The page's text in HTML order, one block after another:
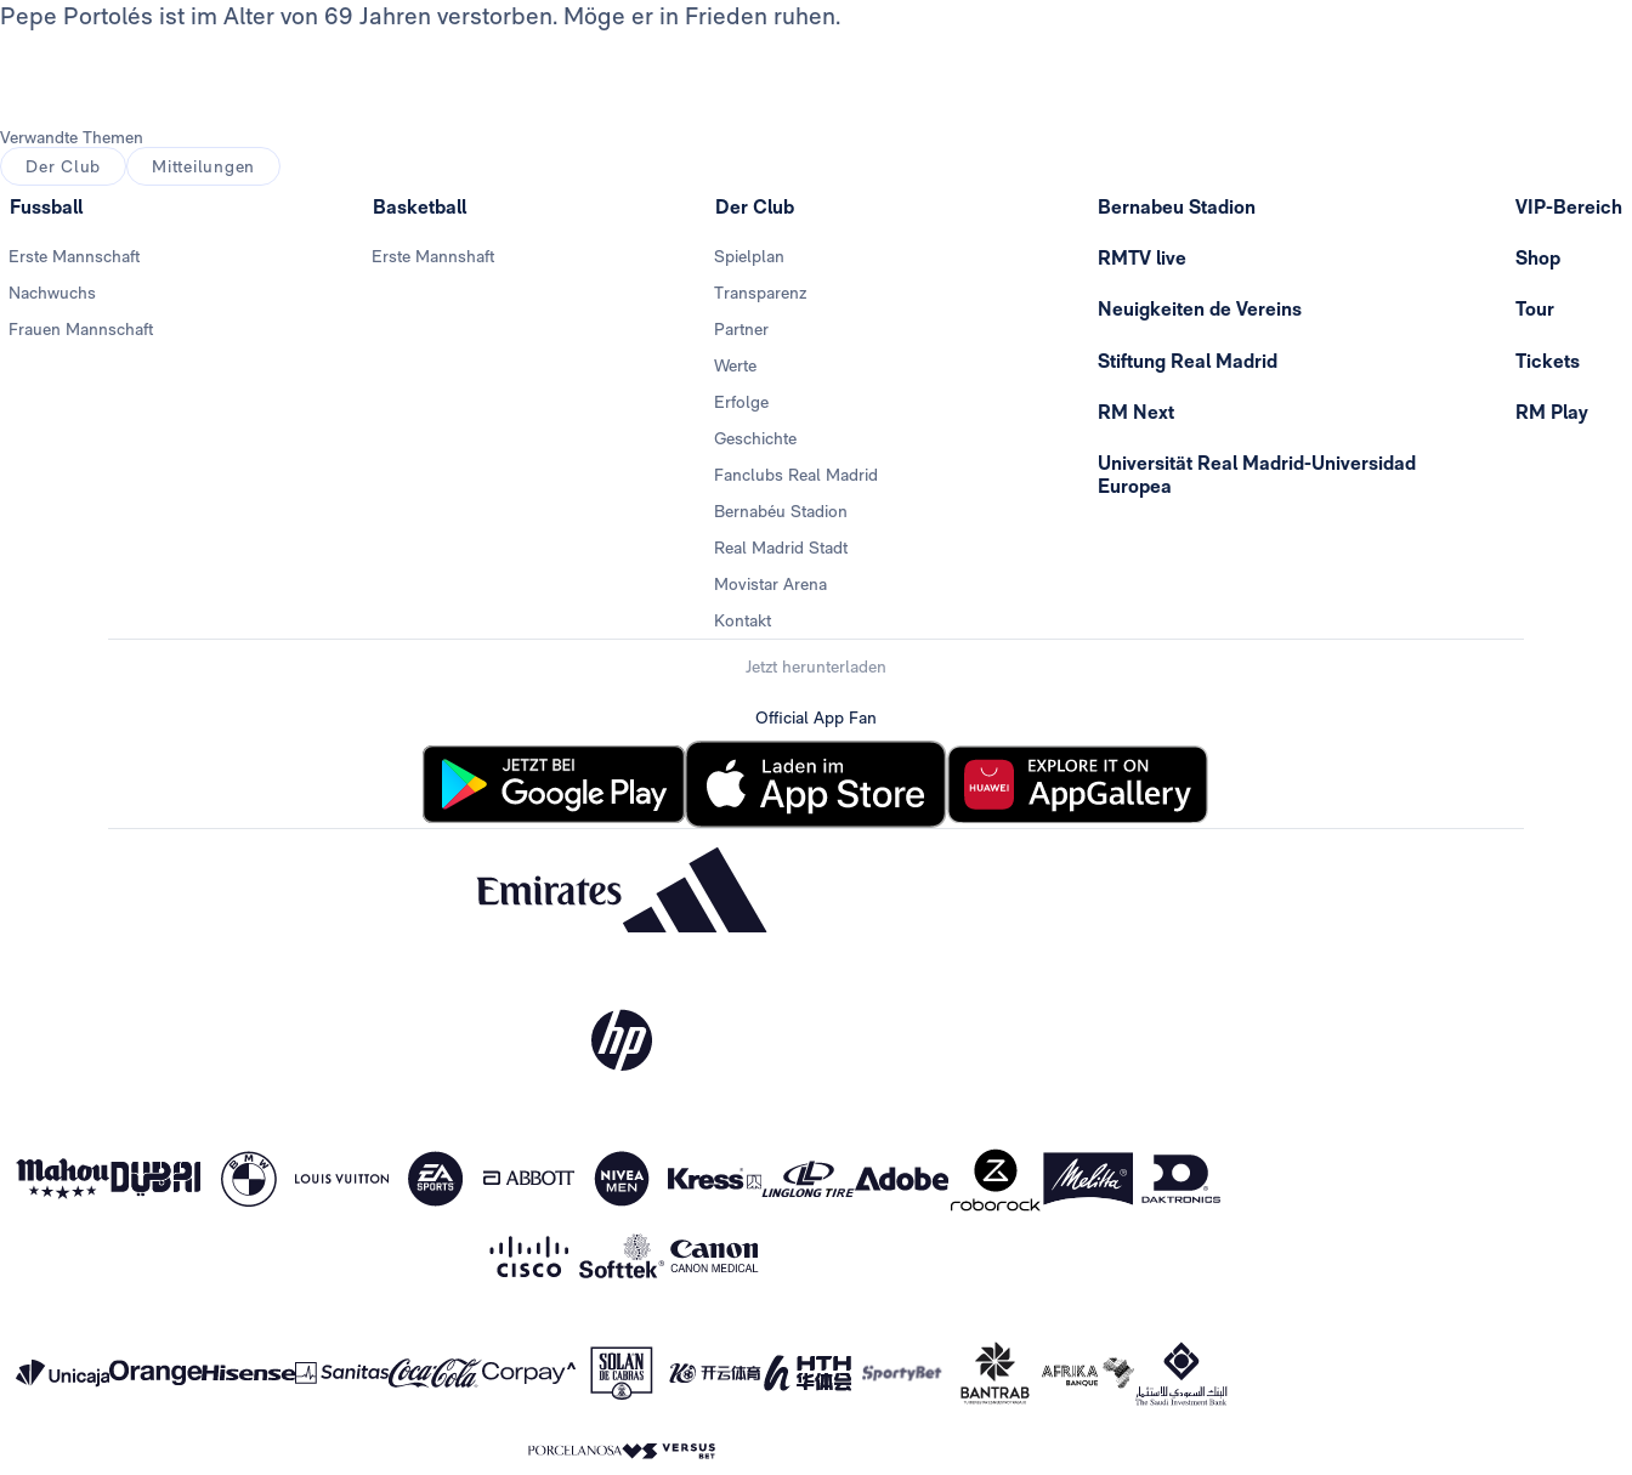
Pepe Portolés ist im Alter von 69 Jahren verstorben. Möge er in Frieden ruhen.
Verwandte Themen
Der Club
Mitteilungen
Fussball
Erste Mannschaft
Nachwuchs
Frauen Mannschaft
Basketball
Erste Mannshaft
Der Club
Spielplan
Transparenz
Partner
Werte
Erfolge
Geschichte
Fanclubs Real Madrid
Bernabéu Stadion
Real Madrid Stadt
Movistar Arena
Kontakt
Bernabeu Stadion
RMTV live
Neuigkeiten de Vereins
Stiftung Real Madrid
RM Next
Universität Real Madrid-Universidad
Europea
VIP-Bereich
Shop
Tour
Tickets
RM Play
Jetzt herunterladen
Official App Fan